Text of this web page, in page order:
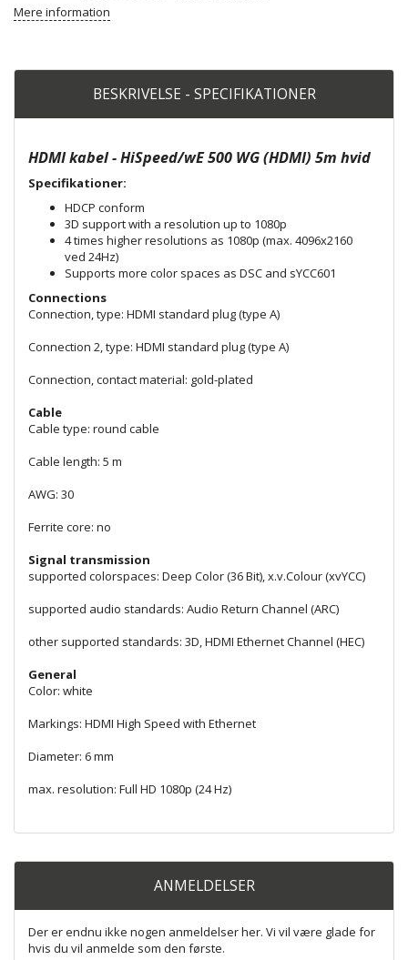
Mere information
BESKRIVELSE - SPECIFIKATIONER
HDMI kabel - HiSpeed/wE 500 WG (HDMI) 5m hvid
Specifikationer:
HDCP conform
3D support with a resolution up to 1080p
4 times higher resolutions as 1080p (max. 4096x2160
ved 24Hz)
Supports more color spaces as DSC and sYCC601
Connections
Connection, type: HDMI standard plug (type A)
Connection 2, type: HDMI standard plug (type A)
Connection, contact material: gold-plated
Cable
Cable type: round cable
Cable length: 5 m
AWG: 30
Ferrite core: no
Signal transmission
supported colorspaces: Deep Color (36 Bit), x.v.Colour (xvYCC)
supported audio standards: Audio Return Channel (ARC)
other supported standards: 3D, HDMI Ethernet Channel (HEC)
General
Color: white
Markings: HDMI High Speed with Ethernet
Diameter: 6 mm
max. resolution: Full HD 1080p (24 Hz)
ANMELDELSER
Der er endnu ikke nogen anmeldelser her. Vi vil være glade for
hvis du vil anmelde som den første.